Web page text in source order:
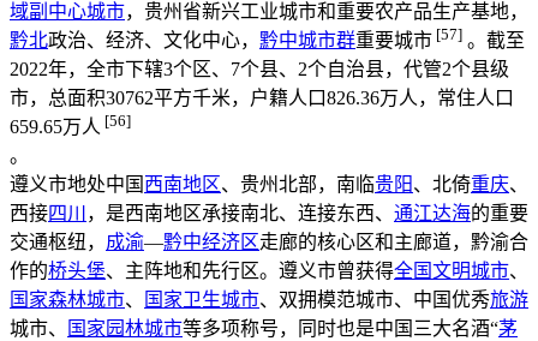
域副中心城市，贵州省新兴工业城市和重要农产品生产基地，
黔北政治、经济、文化中心， 黔中城市群重要城市 [57] 。截至
2022年，全市下辖3个区、7个县、2个自治县，代管2个县级
市，总面积30762平方千米，户籍人口826.36万人，常住人口
659.65万人 [56]
。
遵义市地处中国 西南地区、贵州北部，南临贵阳、北倚重庆、
西接四川 ，是西南地区承接南北、连接东西、 通江达海的重要
交通枢纽， 成渝—黔中经济区走廊的核心区和主廊道，黔渝合
作的桥头堡、主阵地和先行区。遵义市曾获得全国文明城市、
国家森林城市、 国家卫生城市、双拥模范城市、中国优秀旅游
城市、
国家园林城市等多项称号，同时也是中国三大名酒“茅